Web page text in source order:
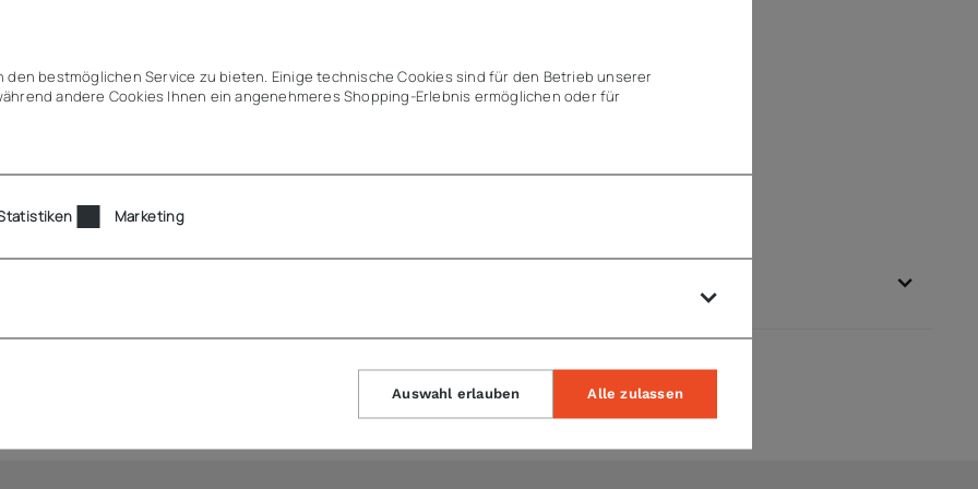
einsetzbar auf Induktion, Ceran, Elektro & Gas
bis in alle Ecken & Ränder
gegenüber runden Töpfen
Einsatz
spülmaschinentauglich
den bestmöglichen Service zu bieten. Einige technische Cookies sind für den Betrieb unserer
andere Cookies Ihnen ein angenehmeres Shopping-Erlebnis ermöglichen oder für
Marketing
Auswahl erlauben Alle zulassen